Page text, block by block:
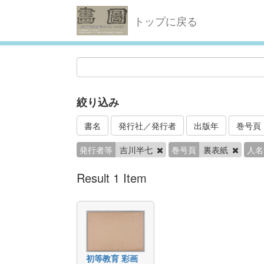
トップに戻る
絞り込み
書名 発行社／発行者 出版年 巻号頁
発行者等 吉川半七 巻号頁 裏表紙 人
Result 1 Item
初等教育 彩画